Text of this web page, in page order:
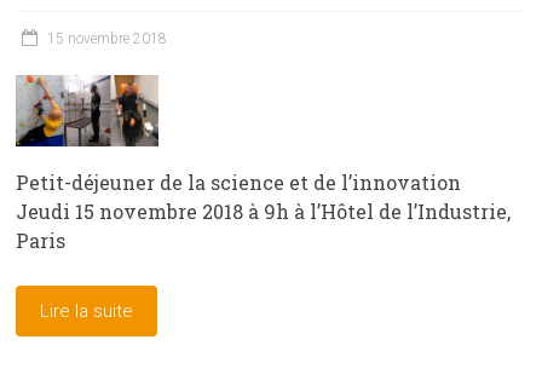
15 novembre 2018
Petit-déjeuner de la science et de l’innovation
Jeudi 15 novembre 2018 à 9h à l’Hôtel de l’Industrie,
Paris
Lire la suite